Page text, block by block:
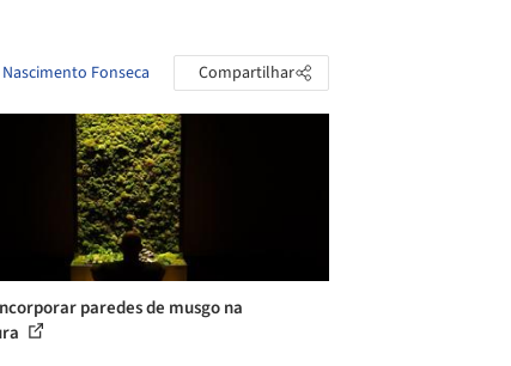
Fonseca Compartilhar
paredes de musgo na